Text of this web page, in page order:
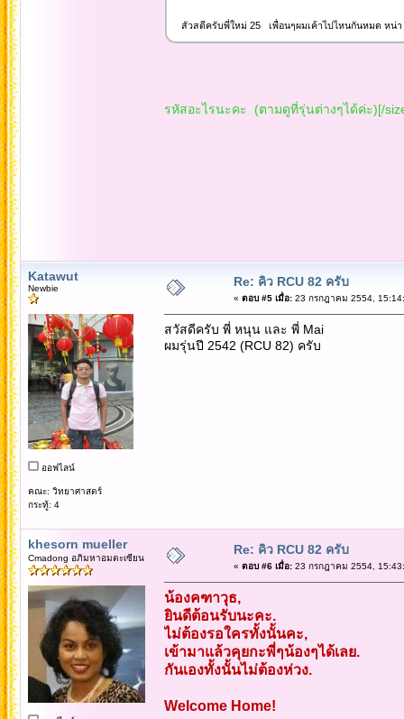
สัวสดีครับพี่ใหม่ 25 เพื่อนๆผมเค้าไปไหนกันหมด หน่
รหัสอะไรนะคะ (ตามดูที่รุ่นต่างๆได้ค่ะ)[/
Katawut
Newbie
ออฟไลน์
คณะ: วิทยาศาสตร์
กระทู้: 4
Re: คิว RCU 82 ครับ
« ตอบ #5 เมื่อ:23 กรกฎาคม 2554,
สวัสดีครับ พี่ หนุน และ พี่ Mai
ผมรุ่นปี 2542 (RCU 82) ครับ
khesorn mueller
Cmadong อภิมหาอมตะเซียน
Re: คิว RCU 82 ครับ
« ตอบ #6 เมื่อ:23 กรกฎาคม 2554,
น้องคฑาวุธ,
ยินดีต้อนรับนะคะ.
ไม่ต้องรอใครทั้งนั้นคะ,
เข้ามาแล้วคุยกะพี่ๆน้องๆได้เลย.
กันเองทั้งนั้นไม่ต้องห่วง.
Welcome Home!